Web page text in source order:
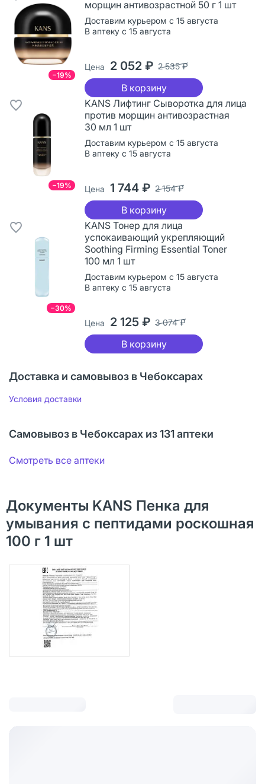
−19%
морщин антивозрастной 50 г 1 шт
Доставим курьером с 15 августа
В аптеку с 15 августа
Цена 2 052 ₽ 2 535 ₽
В корзину
−19%
KANS Лифтинг Сыворотка для лица
против морщин антивозрастная
30 мл 1 шт
Доставим курьером с 15 августа
В аптеку с 15 августа
Цена 1 744 ₽ 2 154 ₽
В корзину
−30%
KANS Тонер для лица
успокаивающий укрепляющий
Soothing Firming Essential Toner
100 мл 1 шт
Доставим курьером с 15 августа
В аптеку с 15 августа
Цена 2 125 ₽ 3 074 ₽
В корзину
Доставка и самовывоз в Чебоксарах
Условия доставки
Самовывоз в Чебоксарах из 131 аптеки
Смотреть все аптеки
Документы KANS Пенка для
умывания с пептидами роскошная
100 г 1 шт